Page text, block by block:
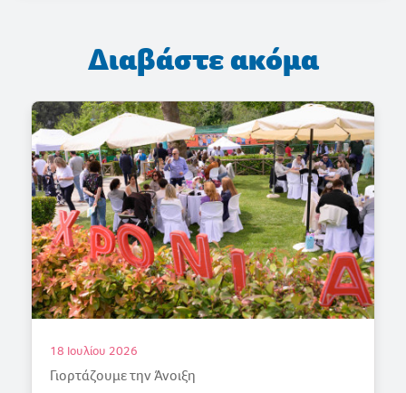
Διαβάστε ακόμα
18 Ιουλίου 2026
Γιορτάζουμε την Άνοιξη